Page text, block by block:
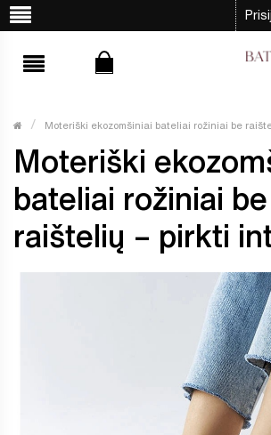
Moteriški ekozomšiniai bateliai rožiniai be
Moteriški
bateliai rožiniai be
raištelių – pirkti